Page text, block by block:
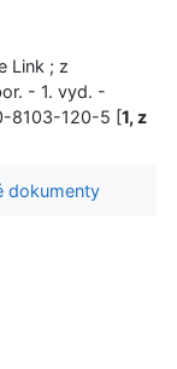
Link ; z
- 1. vyd. -
8103-120-5 [1, z
dokumenty